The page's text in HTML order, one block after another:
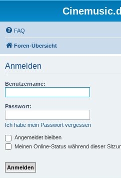
FAQ
Foren-Übersicht
Anmelden
Benutzername:
Passwort:
Ich habe mein Passwort vergessen
Angemeldet bleiben
Meinen Online-Status während dieser